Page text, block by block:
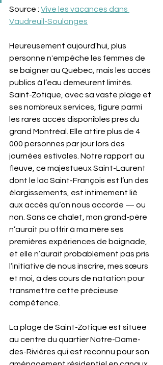
Source : Vive les vacances dans
Vaudreuil-Soulanges
Heureusement aujourd'hui, plus
personne n'empêche les femmes de
se baigner au Québec, mais les accès
publics à l’eau demeurent limités.
Saint-Zotique, avec sa vaste plage et
ses nombreux services, figure parmi
les rares accès disponibles près du
grand Montréal. Elle attire plus de 4
000 personnes par jour lors des
journées estivales. Notre rapport au
fleuve, ce majestueux Saint-Laurent
dont le lac Saint-François est l’un des
élargissements, est intimement lié
aux accès qu’on nous accorde — ou
non. Sans ce chalet, mon grand-père
n’aurait pu offrir à ma mère ses
premières expériences de baignade,
et elle n’aurait probablement pas pris
l’initiative de nous inscrire, mes sœurs
et moi, à des cours de natation pour
transmettre cette précieuse
compétence.
La plage de Saint-Zotique est située
au centre du quartier Notre-Dame-
des-Rivières qui est reconnu pour son